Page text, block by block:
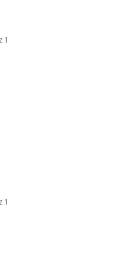
z 1
z 1